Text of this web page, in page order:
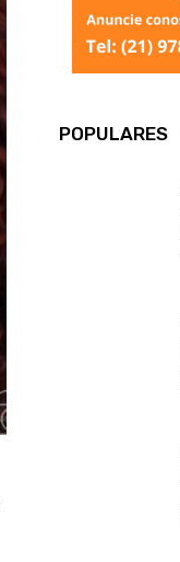
POPULARES